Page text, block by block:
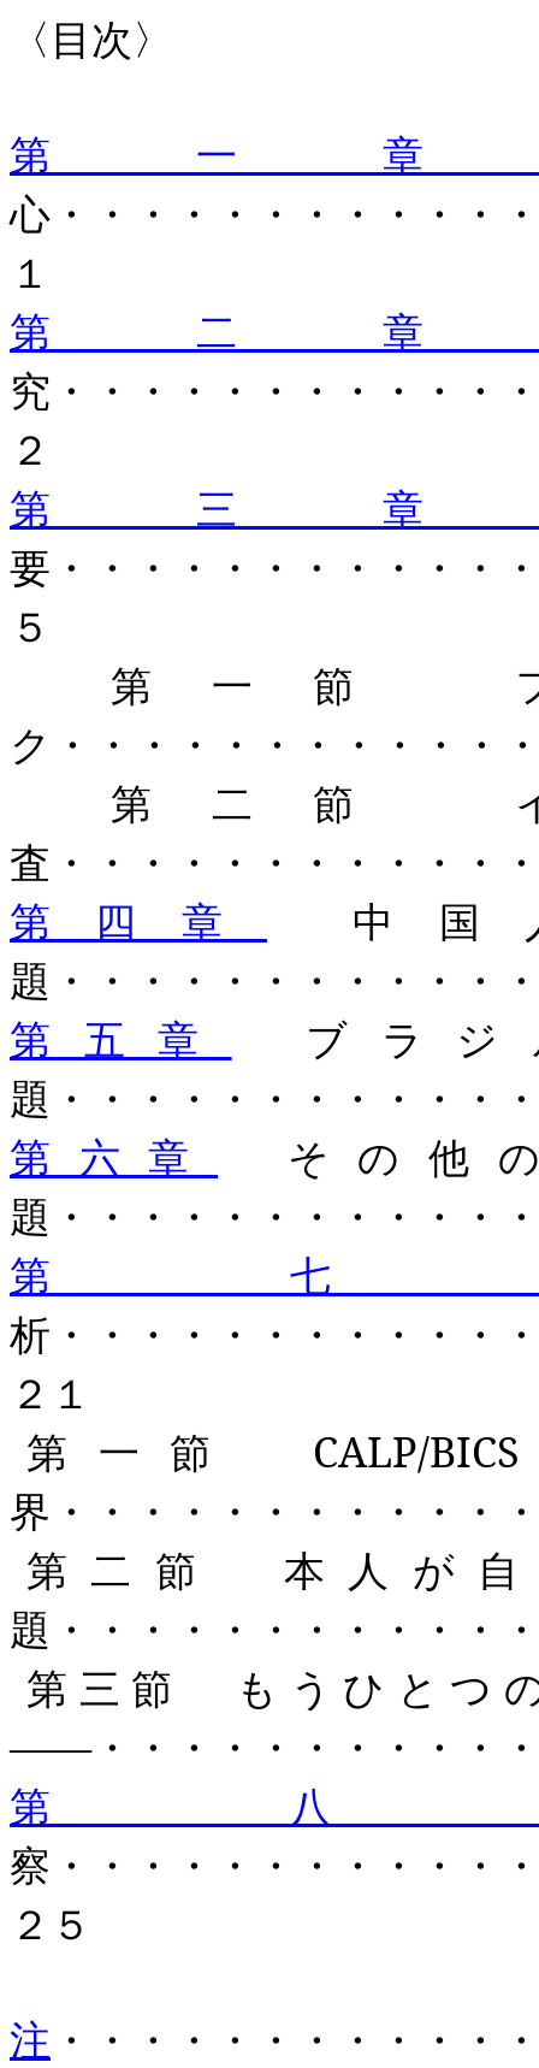
〈目次〉
第一
心・・・・・・・・・・・
１
第二
究・・・・・・・・・・・
２
第三
要・・・・・・・・・・・
５
第一節 フ
ク・・・・・・・・・・・
第二節 イ
査・・・・・・・・・・・
第四章
中国
題・・・・・・・・・・・
第五章
ブラジ
題・・・・・・・・・・・
第六章
その他
題・・・・・・・・・・・
第
析・・・・・・・・・・・
２１
第一節 CALP/BICS
界・・・・・・・・・・・
第二節 本人が自
題・・・・・・・・・・・
第三節 もうひとつ
――・・・・・・・・・・
第
察・・・・・・・・・・・
２５
注 ・・・・・・・・・・・